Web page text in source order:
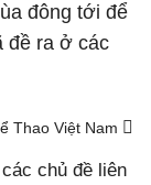
đông tới để
đề ra ở các
Thao Việt Nam
chủ đề liên